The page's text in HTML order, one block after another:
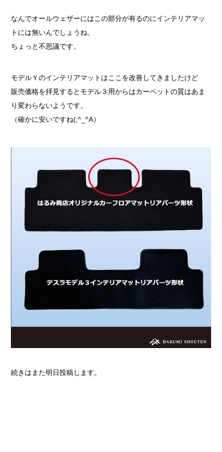
なんでオールウェザーにはこの部分が有るのにインテリアマッ
トには無いんでしょうね。
ちょっと不思議です。
モデルＹのインテリアマットはここを改善してきましたけど
販売価格を拝見するとモデル３用からはカーペットの質はあま
り変わらないようです。
（確かに安いですね(;^_^A）
続きはまた明日投稿します。